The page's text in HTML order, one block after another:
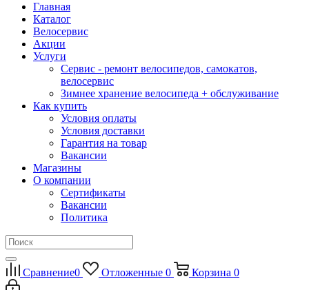
Главная
Каталог
Велосервис
Акции
Услуги
Сервис - ремонт велосипедов, самокатов,
велосервис
Зимнее хранение велосипеда + обслуживание
Как купить
Условия оплаты
Условия доставки
Гарантия на товар
Вакансии
Магазины
О компании
Сертификаты
Вакансии
Политика
Сравнение0 Отложенные 0 Корзина 0